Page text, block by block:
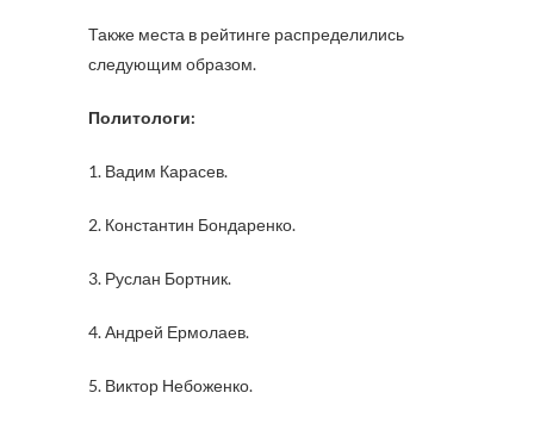
Также места в рейтинге распределились
следующим образом.
Политологи:
1. Вадим Карасев.
2. Константин Бондаренко.
3. Руслан Бортник.
4. Андрей Ермолаев.
5. Виктор Небоженко.